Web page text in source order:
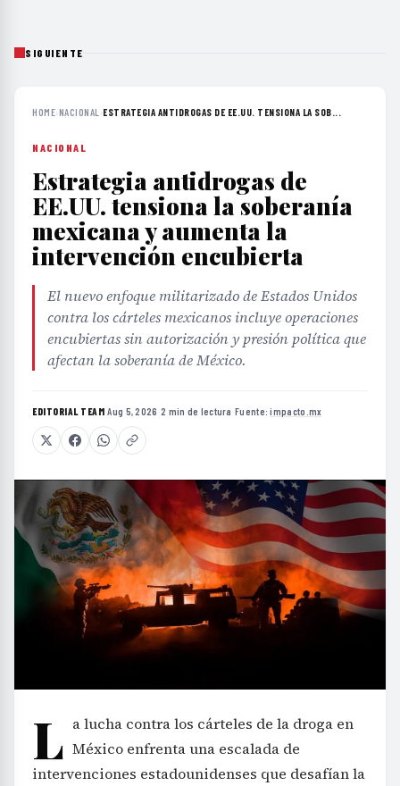
SIGUIENTE
HOME›NACIONAL ›ESTRATEGIA ANTIDROGAS DE EE.UU. TENSIONA LA SOB...
NACIONAL
Estrategia antidrogas de
EE.UU. tensiona la soberanía
mexicana y aumenta la
intervención encubierta
El nuevo enfoque militarizado de Estados Unidos
contra los cárteles mexicanos incluye operaciones
encubiertas sin autorización y presión política que
afectan la soberanía de México.
EDITORIAL TEAM·Aug 5, 2026 ·2 min de lectura ·Fuente:impacto.mx
L a lucha contra los cárteles de la droga en
México enfrenta una escalada de
intervenciones estadounidenses que desafían la